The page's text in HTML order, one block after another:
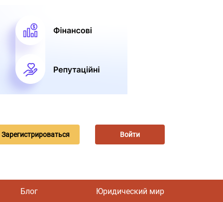
Зарегистрироваться Войти
Блог Юридический мир